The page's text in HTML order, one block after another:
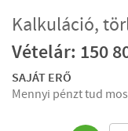
Kalkuláció,
Vételár: 150
SAJÁT ERŐ
Mennyi pénzt tud